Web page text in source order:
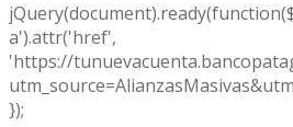
a').attr('href',
'https://
});